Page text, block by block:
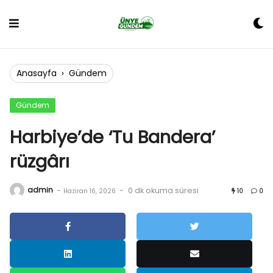
Anasayfa › Gündem
Gündem
Harbiye’de ‘Tu Bandera’
rüzgârı
admin - Haziran 16, 2026 - 0 dk okuma süresi 10 0